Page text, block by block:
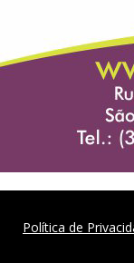
Política de